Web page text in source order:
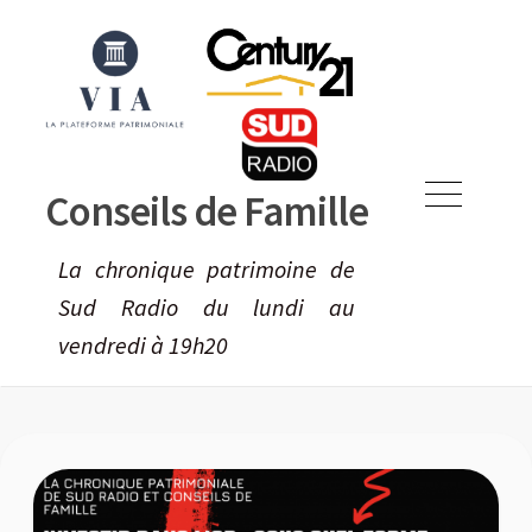
Conseils de Famille
La chronique patrimoine de
Sud Radio du lundi au
vendredi à 19h20
Menu